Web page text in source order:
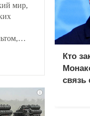
мир,
себя
Кто
связь